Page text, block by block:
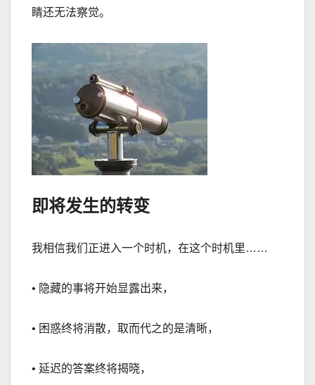
睛还无法察觉。
即将发生的转变
我相信我们正进入一个时机，在这个时机里……
• 隐藏的事将开始显露出来，
• 困惑终将消散，取而代之的是清晰，
• 延迟的答案终将揭晓，